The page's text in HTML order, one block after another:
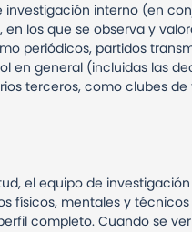
investigación interno (en
los que se observa y
periódicos, partidos
en general (incluidas las
terceros, como clubes
el equipo de
físicos, mentales y
completo. Cuando se